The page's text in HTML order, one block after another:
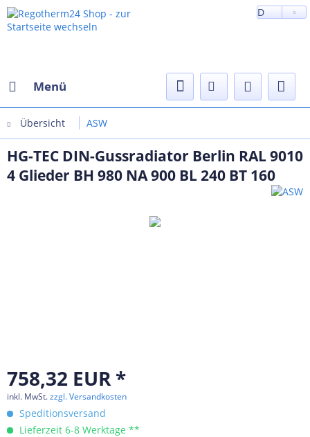
D
Menü
Übersicht ASW
HG-TEC DIN-Gussradiator Berlin RAL 9010
4 Glieder BH 980 NA 900 BL 240 BT 160
758,32 EUR *
inkl. MwSt.zzgl. Versandkosten
Speditionsversand
Lieferzeit 6-8 Werktage **